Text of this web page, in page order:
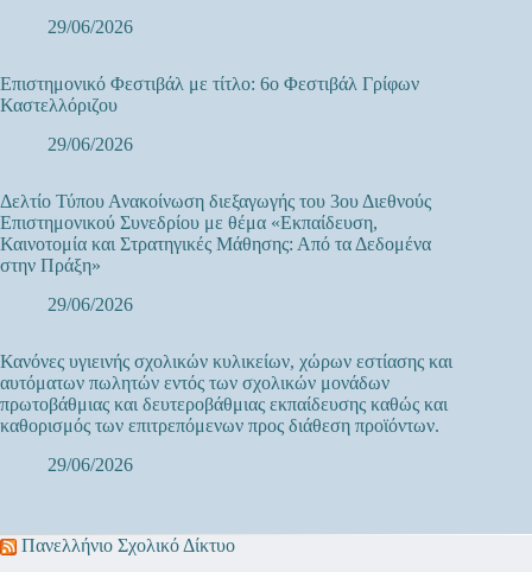
29/06/2026
Επιστημονικό Φεστιβάλ με τίτλο: 6ο Φεστιβάλ Γρίφων
Καστελλόριζου
29/06/2026
Δελτίο Τύπου Ανακοίνωση διεξαγωγής του 3ου Διεθνούς
Επιστημονικού Συνεδρίου με θέμα «Εκπαίδευση,
Καινοτομία και Στρατηγικές Μάθησης: Από τα Δεδομένα
στην Πράξη»
29/06/2026
Κανόνες υγιεινής σχολικών κυλικείων, χώρων εστίασης και
αυτόματων πωλητών εντός των σχολικών μονάδων
πρωτοβάθμιας και δευτεροβάθμιας εκπαίδευσης καθώς και
καθορισμός των επιτρεπόμενων προς διάθεση προϊόντων.
29/06/2026
Πανελλήνιο Σχολικό Δίκτυο